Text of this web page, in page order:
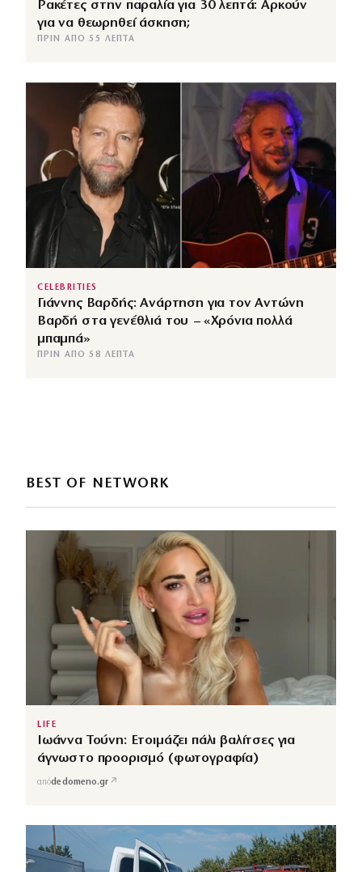
Ρακέτες στην παραλία για 30 λεπτά: Αρκούν
για να θεωρηθεί άσκηση;
ΠΡΙΝ ΑΠΌ 55 ΛΕΠΤΆ
CELEBRITIES
Γιάννης Βαρδής: Ανάρτηση για τον Αντώνη
Βαρδή στα γενέθλιά του – «Χρόνια πολλά
μπαμπά»
ΠΡΙΝ ΑΠΌ 58 ΛΕΠΤΆ
BEST OF NETWORK
LIFE
Ιωάννα Τούνη: Ετοιμάζει πάλι βαλίτσες για
άγνωστο προορισμό (φωτογραφία)
απόdedomeno.gr ↗